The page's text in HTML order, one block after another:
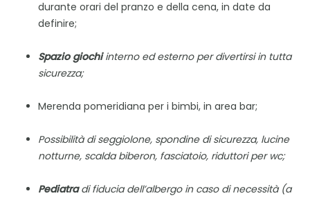
durante orari del pranzo e della cena, in date da
definire;
Spazio giochi interno ed esterno per divertirsi in tutta
sicurezza;
Merenda pomeridiana per i bimbi, in area bar;
Possibilità di seggiolone, spondine di sicurezza, lucine
notturne, scalda biberon, fasciatoio, riduttori per wc;
Pediatradi fiducia dell’albergo in caso di necessità (a